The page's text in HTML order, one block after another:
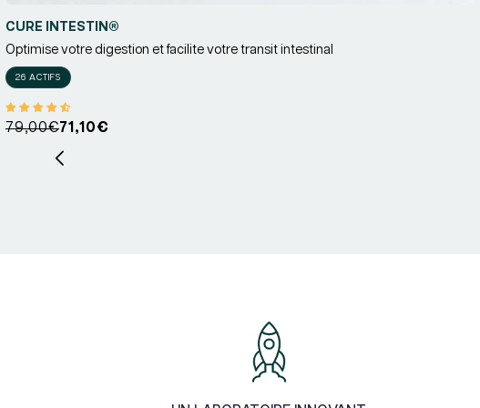
CURE INTESTIN®
Optimise votre digestion et facilite votre transit intestinal
Fournisseur :
26 ACTIFS
Prix
Prix
promotionnel
79,00€71,10€